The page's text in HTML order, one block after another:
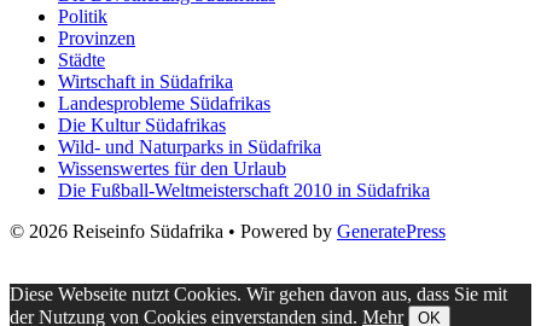
Politik
Provinzen
Städte
Wirtschaft in Südafrika
Landesprobleme Südafrikas
Die Kultur Südafrikas
Wild- und Naturparks in Südafrika
Wissenswertes für den Urlaub
Die Fußball-Weltmeisterschaft 2010 in Südafrika
© 2026 Reiseinfo Südafrika • Powered by GeneratePress
Diese Webseite nutzt Cookies. Wir gehen davon aus, dass Sie mit
der Nutzung von Cookies einverstanden sind. Mehr OK